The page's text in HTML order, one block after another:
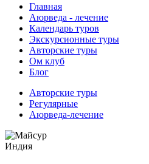
Главная
Аюрведа - лечение
Календарь туров
Экскурсионные туры
Авторские туры
Ом клуб
Блог
Авторские туры
Регулярные
Аюрведа-лечение
Индия